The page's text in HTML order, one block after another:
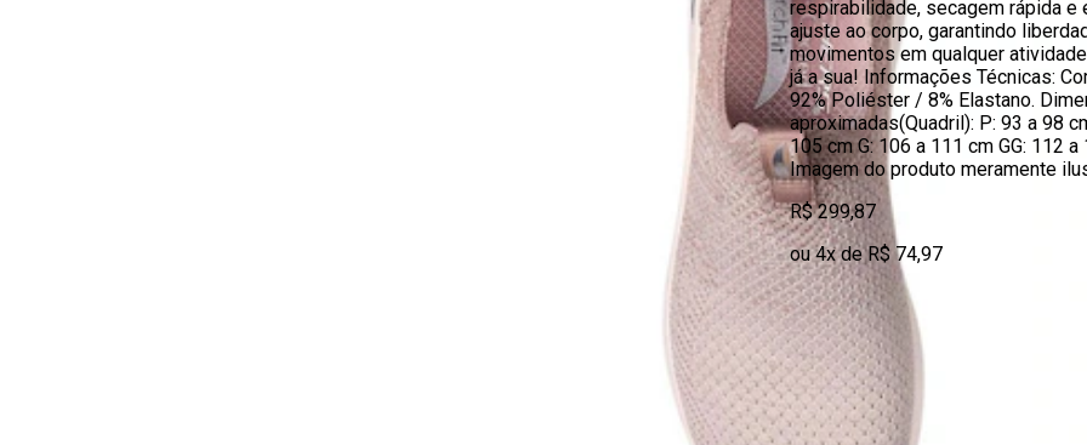
respirabilidade, secagem rápida e
ajuste ao corpo, garantindo
movimentos em qualquer
já a sua! Informações Técnicas:
92% Poliéster / 8% Elastano.
aproximadas(Quadril): P: 93 a 98
105 cm G: 106 a 111 cm GG: 112 a
Imagem do produto meramente
R$ 299,87
ou 4x de R$ 74,97